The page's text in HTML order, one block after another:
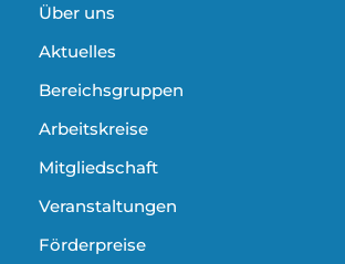
Über uns
Aktuelles
Bereichsgruppen
Arbeitskreise
Mitgliedschaft
Veranstaltungen
Förderpreise